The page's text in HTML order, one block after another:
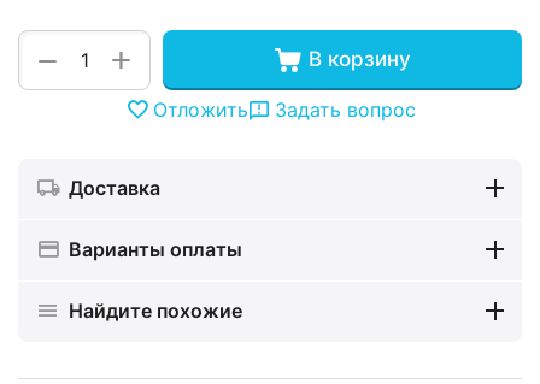
+
− В корзину
Отложить Задать вопрос
Доставка
Варианты оплаты
Найдите похожие